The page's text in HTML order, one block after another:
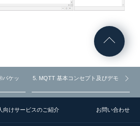
パケッ
5. MQTT 基本コンセプト及びデモ
向けサービスのご紹介 お問い合わせ